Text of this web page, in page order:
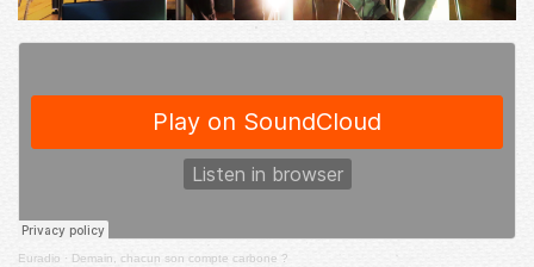
Euradio · Demain, chacun son compte carbone ?